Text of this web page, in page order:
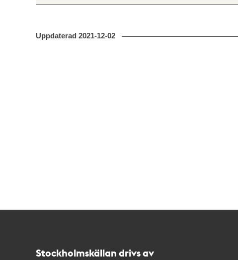
Uppdaterad 2021-12-02
Stockholmskällan drivs av